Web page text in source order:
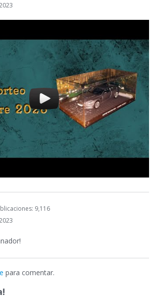
9,116
para comentar.